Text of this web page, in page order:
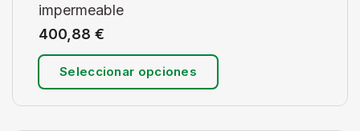
impermeable
400,88 €
Seleccionar opciones